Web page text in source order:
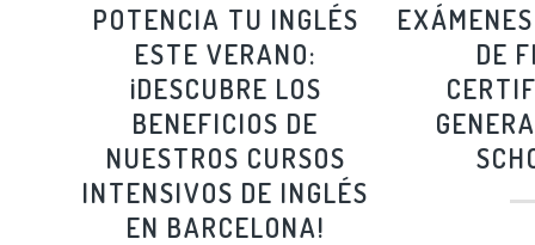
POTENCIA TU INGLÉS
ESTE VERANO:
¡DESCUBRE LOS
BENEFICIOS DE
NUESTROS CURSOS
INTENSIVOS DE INGLÉS
EN BARCELONA!
DE